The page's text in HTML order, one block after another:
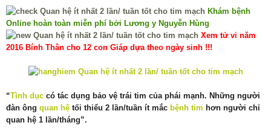
Khám bệnh
Online hoàn toàn miễn phí bởi Lương y Nguyễn Hùng
Xem tử vi năm
2016 Bính Thân cho 12 con Giáp dựa theo ngày sinh !!!
“Tình dục có tác dụng bảo vệ trái tim của phái mạnh. Những người
đàn ông quan hệ tối thiểu 2 lần/tuần ít mắc bệnh tim hơn người chỉ
quan hệ 1 lần/tháng”.